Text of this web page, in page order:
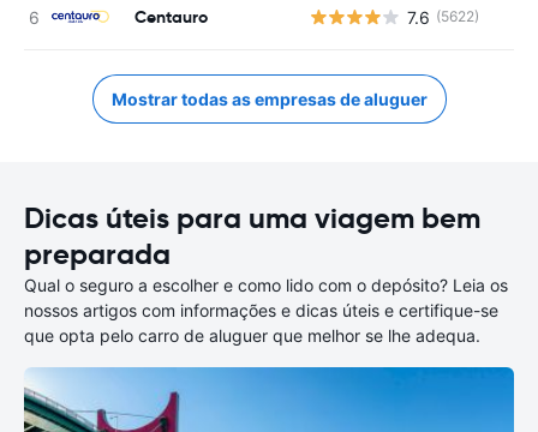
Centauro 7.6 (5622)
Mostrar todas as empresas de aluguer
Dicas úteis para uma viagem bem
preparada
Qual o seguro a escolher e como lido com o depósito? Leia os
nossos artigos com informações e dicas úteis e certifique-se
que opta pelo carro de aluguer que melhor se lhe adequa.